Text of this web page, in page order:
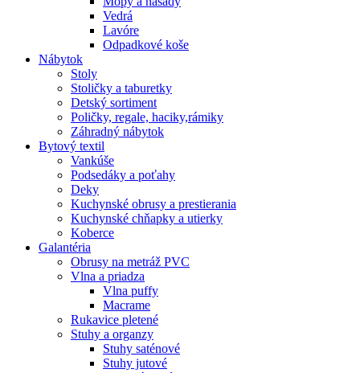
Vedrá
Lavóre
Odpadkové koše
Nábytok
Stoly
Stoličky a taburetky
Detský sortiment
Poličky, regale, haciky,rámiky
Záhradný nábytok
Bytový textil
Vankúše
Podsedáky a poťahy
Deky
Kuchynské obrusy a prestierania
Kuchynské chňapky a utierky
Koberce
Galantéria
Obrusy na metráž PVC
Vlna a priadza
Vlna puffy
Macrame
Rukavice pletené
Stuhy a organzy
Stuhy saténové
Stuhy jutové